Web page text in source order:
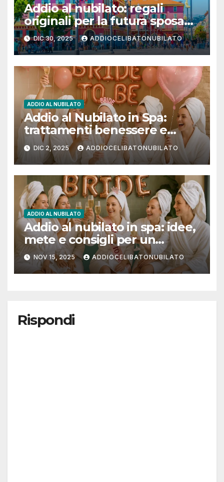
Addio al nubilato: regali
originali per la futura sposa
(idee emozionanti e weekend
da sogno)
DIC 30, 2025 ADDIOCELIBATONUBILATO
ADDIO AL NUBILATO
Addio al Nubilato in Spa:
trattamenti benessere e
massaggi rilassanti per un
weekend indimenticabile
DIC 2, 2025 ADDIOCELIBATONUBILATO
ADDIO AL NUBILATO
Addio al nubilato in spa: idee,
mete e consigli per un
weekend di relax perfetto
NOV 15, 2025 ADDIOCELIBATONUBILATO
Rispondi